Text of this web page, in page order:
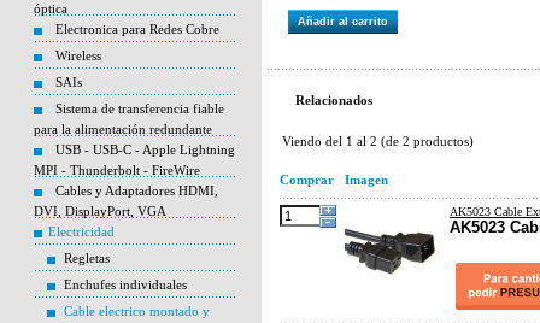
óptica
Electronica para Redes Cobre
Wireless
SAIs
Sistema de transferencia fiable
para la alimentación redundante
USB - USB-C - Apple Lightning
MPI - Thunderbolt - FireWire
Cables y Adaptadores HDMI,
DVI, DisplayPort, VGA
Electricidad
Regletas
Enchufes individuales
Cable electrico montado y
Añadir al carrito
Relacionados
Viendo del 1 al 2 (de 2 productos)
Comprar Imagen
AK5023 Cable
AK5023